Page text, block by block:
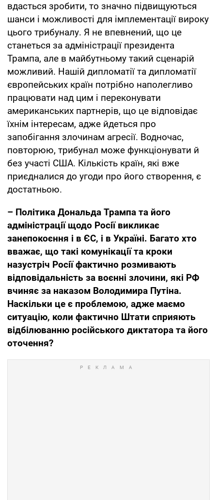
вдасться зробити, то значно підвищуються
шанси і можливості для імплементації вироку
цього трибуналу. Я не впевнений, що це
станеться за адміністрації президента
Трампа, але в майбутньому такий сценарій
можливий. Нашій дипломатії та дипломатії
європейських країн потрібно наполегливо
працювати над цим і переконувати
американських партнерів, що це відповідає
їхнім інтересам, адже йдеться про
запобігання злочинам агресії. Водночас,
повторюю, трибунал може функціонувати й
без участі США. Кількість країн, які вже
приєдналися до угоди про його створення, є
достатньою.
– Політика Дональда Трампа та його
адміністрації щодо Росії викликає
занепокоєння і в ЄС, і в Україні. Багато хто
вважає, що такі комунікації та кроки
назустріч Росії фактично розмивають
відповідальність за воєнні злочини, які РФ
вчиняє за наказом Володимира Путіна.
Наскільки це є проблемою, адже маємо
ситуацію, коли фактично Штати сприяють
відбілюванню російського диктатора та його
оточення?